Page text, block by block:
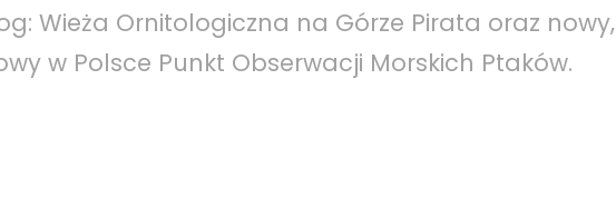
Wieża Ornitologiczna na Górze Pirata oraz nowy,
w Polsce Punkt Obserwacji Morskich Ptaków.